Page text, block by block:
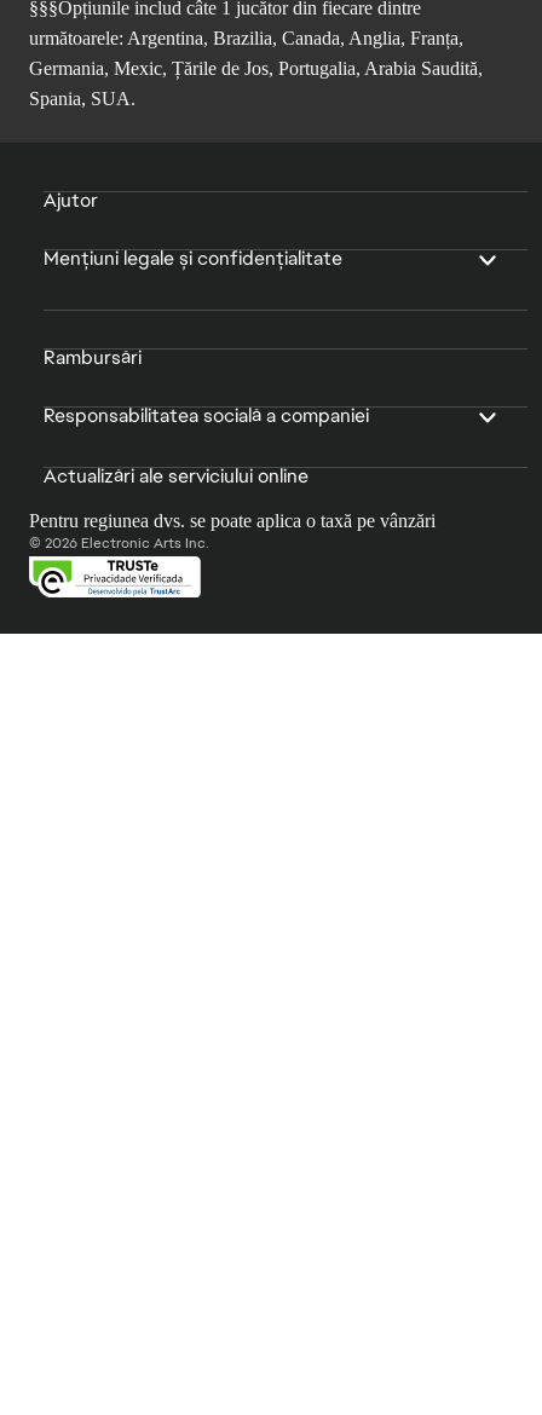
§§§Opțiunile includ câte 1 jucător din fiecare dintre
următoarele: Argentina, Brazilia, Canada, Anglia, Franța,
Germania, Mexic, Țările de Jos, Portugalia, Arabia Saudită,
Spania, SUA.
Ajutor
Mențiuni legale și confidențialitate
Rambursări
Responsabilitatea socială a companiei
Actualizări ale serviciului online
Pentru regiunea dvs. se poate aplica o taxă pe vânzări
© 2026 Electronic Arts Inc.